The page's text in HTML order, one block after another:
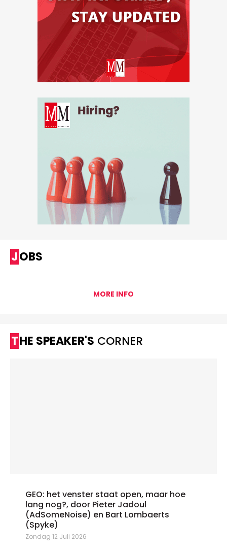
JOBS
MORE INFO
THE SPEAKER'S CORNER
GEO: het venster staat open, maar hoe
lang nog?, door Pieter Jadoul
(AdSomeNoise) en Bart Lombaerts
(Spyke)
Zondag 12 Juli 2026